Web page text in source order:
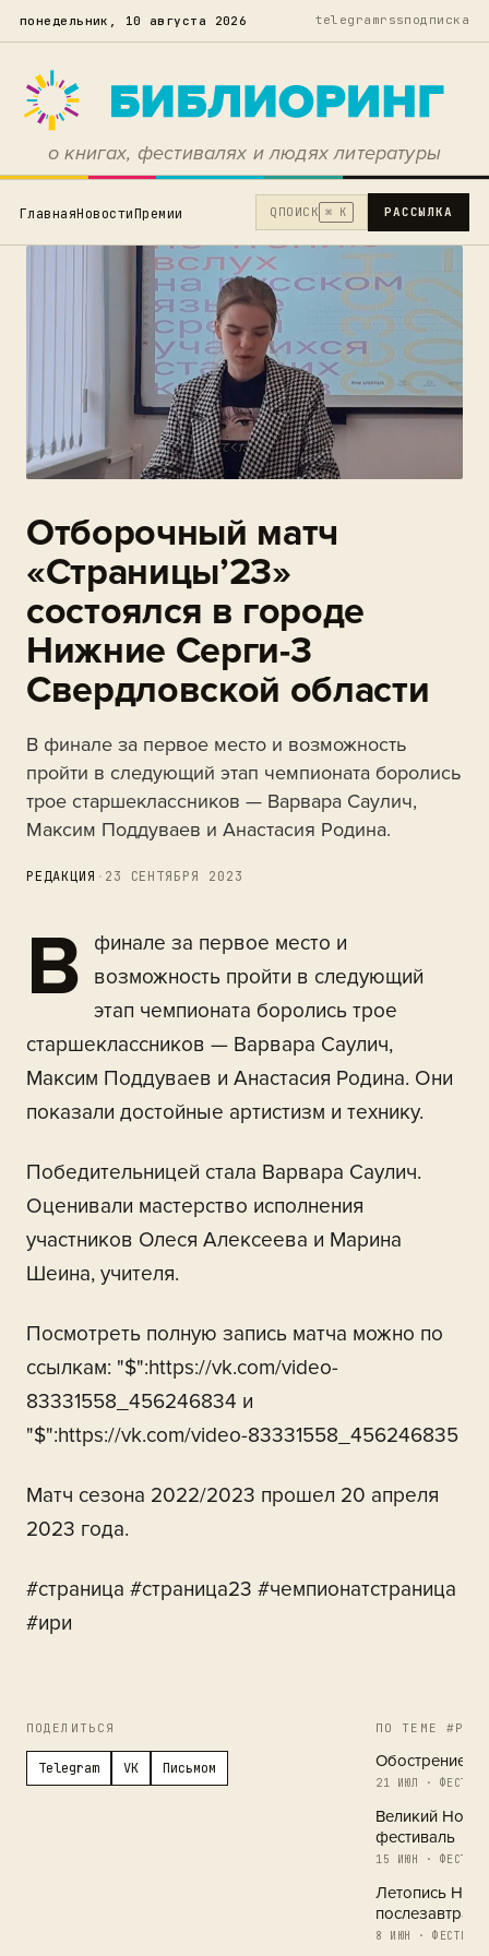
понедельник, 10 августа 2026 telegramrssподписка
о книгах, фестивалях и людях литературы
ГлавнаяНовостиПремии Q ПОИСК ⌘ K РАССЫЛКА
Отборочный матч
«Страницы’23»
состоялся в городе
Нижние Серги-3
Свердловской области
В финале за первое место и возможность
пройти в следующий этап чемпионата боролись
трое старшеклассников — Варвара Саулич,
Максим Поддуваев и Анастасия Родина.
РЕДАКЦИЯ · 23 СЕНТЯБРЯ 2023
В
финале за первое место и
возможность пройти в следующий
этап чемпионата боролись трое
старшеклассников — Варвара Саулич,
Максим Поддуваев и Анастасия Родина. Они
показали достойные артистизм и технику.
Победительницей стала Варвара Саулич.
Оценивали мастерство исполнения
участников Олеся Алексеева и Марина
Шеина, учителя.
Посмотреть полную запись матча можно по
ссылкам: "$":https://vk.com/video-
83331558_456246834 и
"$":https://vk.com/video-83331558_456246835
Матч сезона 2022/2023 прошел 20 апреля
2023 года.
#страница #страница23 #чемпионатстраница
#ири
ПОДЕЛИТЬСЯ
Telegram VK Письмом
ПО ТЕМЕ
Обострение в
21 ИЮЛ ·
Великий
фестиваль
15 ИЮН ·
Летопись
послезавтра
8 ИЮН ·